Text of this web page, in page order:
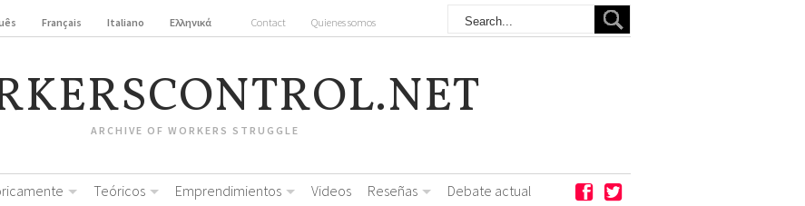
Français Italiano Ελληνικά Contact Quienes somos
ARCHIVE OF WORKERS STRUGGLE
Teóricos Emprendimientos Videos Reseñas Debate actual